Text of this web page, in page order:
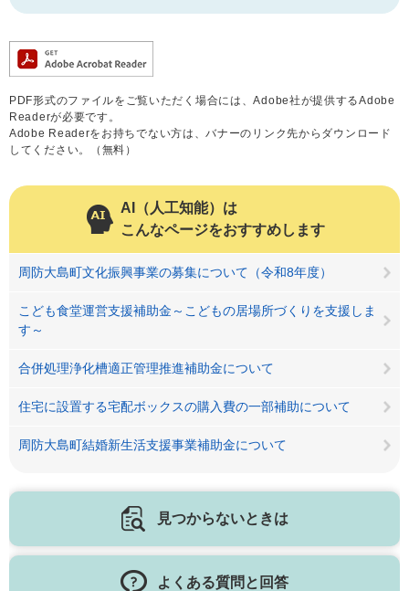
PDF形式のファイルをご覧いただく場合には、Adobe社が提供するAdobe
Readerが必要です。
Adobe Readerをお持ちでない方は、バナーのリンク先からダウンロード
してください。（無料）
AI（人工知能）は
こんなページをおすすめします
周防大島町文化振興事業の募集について（令和8年度）
こども食堂運営支援補助金～こどもの居場所づくりを支援しま
す～
合併処理浄化槽適正管理推進補助金について
住宅に設置する宅配ボックスの購入費の一部補助について
周防大島町結婚新生活支援事業補助金について
見つからないときは
よくある質問と回答